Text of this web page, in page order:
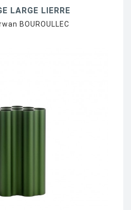
LARGE LIERRE
BOUROULLEC